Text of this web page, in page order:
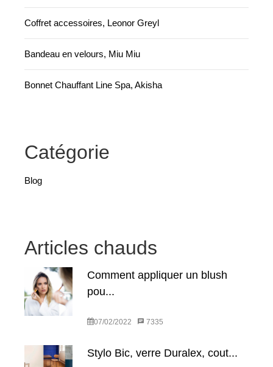
Coffret accessoires, Leonor Greyl
Bandeau en velours, Miu Miu
Bonnet Chauffant Line Spa, Akisha
Catégorie
Blog
Articles chauds
Comment appliquer un blush
pou...
07/02/2022 7335
Stylo Bic, verre Duralex, cout...